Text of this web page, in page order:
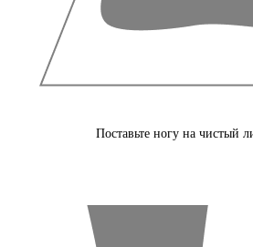
Поставьте ногу на чистый